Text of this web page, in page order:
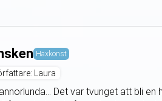
Häxkonst
Laura
Det var tvunget att bli